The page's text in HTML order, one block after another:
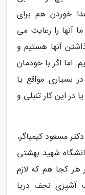
خوردن هم برای
آنها را رعایت می
آنها هستیم و
اما اگر با خودمان
بسیاری مواقع یا
در این کار تنبلی و
مسعود کیمیاگر،
شهید بهشتی
کجا هم که لازم
آشپزی نجف دریا